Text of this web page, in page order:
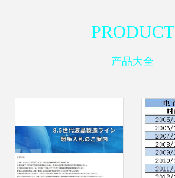
PRODUCT
产品大全